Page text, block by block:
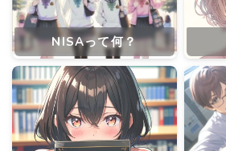
NISAって何？